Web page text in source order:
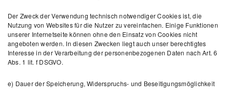
Der Zweck der Verwendung technisch notwendiger Cookies ist, die
Nutzung von Websites für die Nutzer zu vereinfachen. Einige Funktionen
unserer Internetseite können ohne den Einsatz von Cookies nicht
angeboten werden. In diesen Zwecken liegt auch unser berechtigtes
Interesse in der Verarbeitung der personenbezogenen Daten nach Art. 6
Abs. 1 lit. f DSGVO.
e) Dauer der Speicherung, Widerspruchs- und Beseitigungsmöglichkeit